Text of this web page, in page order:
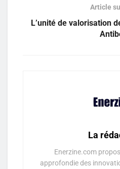
Article
L’unité de valorisation
La
Enerzine.com
approfondie des